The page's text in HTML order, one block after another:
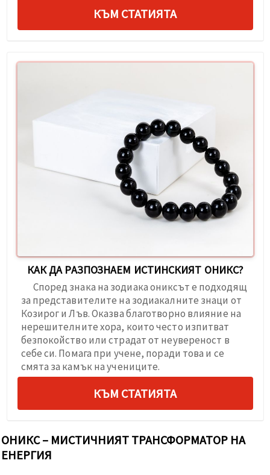
КЪМ СТАТИЯТА
КАК ДА РАЗПОЗНАЕМ ИСТИНСКИЯТ ОНИКС?
Според знака на зодиака ониксът е подходящ
за представителите на зодиакалните знаци от
Козирог и Лъв. Оказва благотворно влияние на
нерешителните хора, които често изпитват
безпокойство или страдат от неувереност в
себе си. Помага при учене, поради това и се
смята за камък на учениците.
КЪМ СТАТИЯТА
ОНИКС – МИСТИЧНИЯТ ТРАНСФОРМАТОР НА
ЕНЕРГИЯ